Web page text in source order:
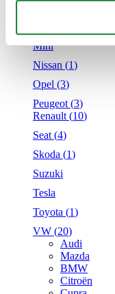
givet dem, eller
tjenester.
Mini
Nissan (1)
Opel (3)
Peugeot (3)
Renault (10)
Seat (4)
Skoda (1)
Suzuki
Tesla
Toyota (1)
VW (20)
Audi
Mazda
BMW
Citroën